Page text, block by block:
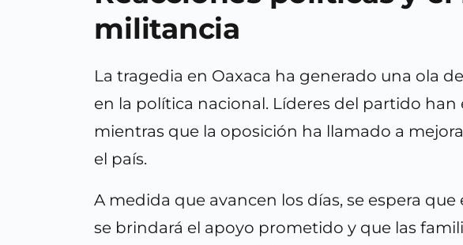
militancia
La tragedia en Oaxaca ha generado una ola
en la política nacional. Líderes del partido han
mientras que la oposición ha llamado a
el país.
A medida que avancen los días, se espera
se brindará el apoyo prometido y que las